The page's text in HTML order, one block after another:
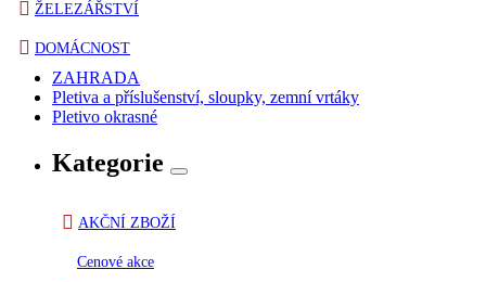
ŽELEZÁŘSTVÍ
DOMÁCNOST
ZAHRADA
Pletiva a příslušenství, sloupky, zemní vrtáky
Pletivo okrasné
Kategorie
AKČNÍ ZBOŽÍ
Cenové akce